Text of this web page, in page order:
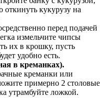
кукурузу на
перед подачей
измельчите чипсы
их в крошку, пусть
удобно есть.
в креманках).
креманки или
примерно 2 столовые
утрамбуйте ложкой.